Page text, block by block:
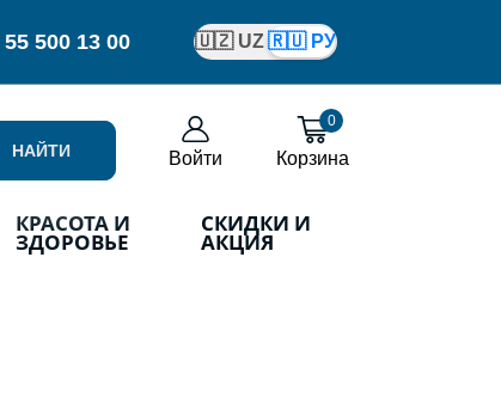
55 500 13 00 🇺🇿 UZ🇷🇺 РУ
НАЙТИ Войти
0
Корзина
КРАСОТА И
ЗДОРОВЬЕ
СКИДКИ И
АКЦИЯ